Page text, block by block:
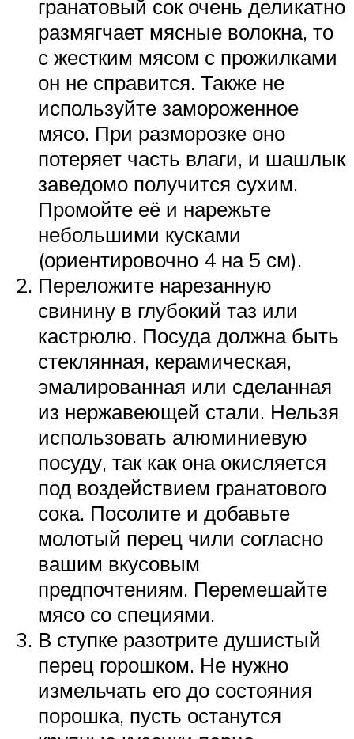
гранатовый сок очень деликатно
размягчает мясные волокна, то
с жестким мясом с прожилками
он не справится. Также не
используйте замороженное
мясо. При разморозке оно
потеряет часть влаги, и шашлык
заведомо получится сухим.
Промойте её и нарежьте
небольшими кусками
(ориентировочно 4 на 5 см).
Переложите нарезанную
свинину в глубокий таз или
кастрюлю. Посуда должна быть
стеклянная, керамическая,
эмалированная или сделанная
из нержавеющей стали. Нельзя
использовать алюминиевую
посуду, так как она окисляется
под воздействием гранатового
сока. Посолите и добавьте
молотый перец чили согласно
вашим вкусовым
предпочтениям. Перемешайте
мясо со специями.
В ступке разотрите душистый
перец горошком. Не нужно
измельчать его до состояния
порошка, пусть останутся